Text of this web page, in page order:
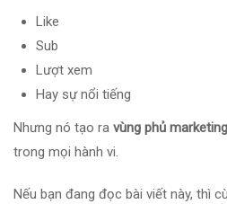
Like
Sub
Lượt xem
Hay sự nổi tiếng
Nhưng nó tạo ra vùng phủ marketing
trong mọi hành vi.
Nếu bạn đang đọc bài viết này, thì